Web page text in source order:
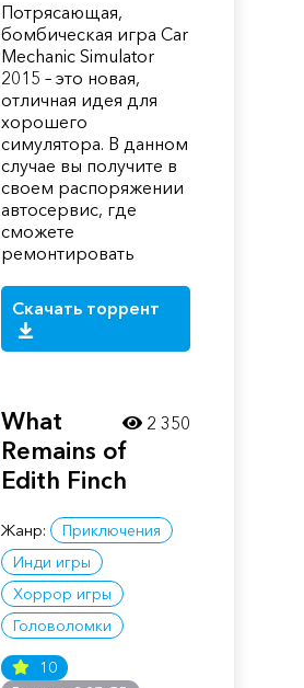
Потрясающая,
бомбическая игра Car
Mechanic Simulator
2015 – это новая,
отличная идея для
хорошего
симулятора. В данном
случае вы получите в
своем распоряжении
автосервис, где
сможете
ремонтировать
Скачать торрент
What
Remains of
Edith Finch
Жанр:
Приключения
Инди игры
Хоррор игры
Головоломки
10
2 350